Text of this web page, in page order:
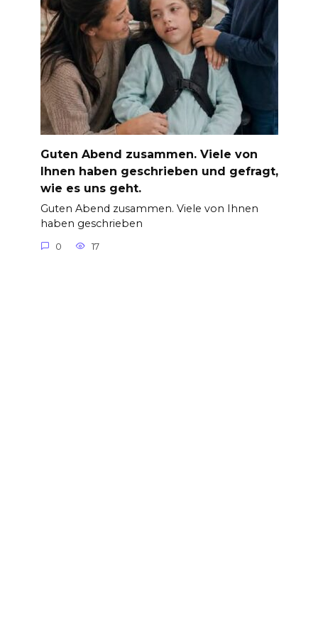
Guten Abend zusammen. Viele von
Ihnen haben geschrieben und gefragt,
wie es uns geht.
Guten Abend zusammen. Viele von Ihnen
haben geschrieben
0 17